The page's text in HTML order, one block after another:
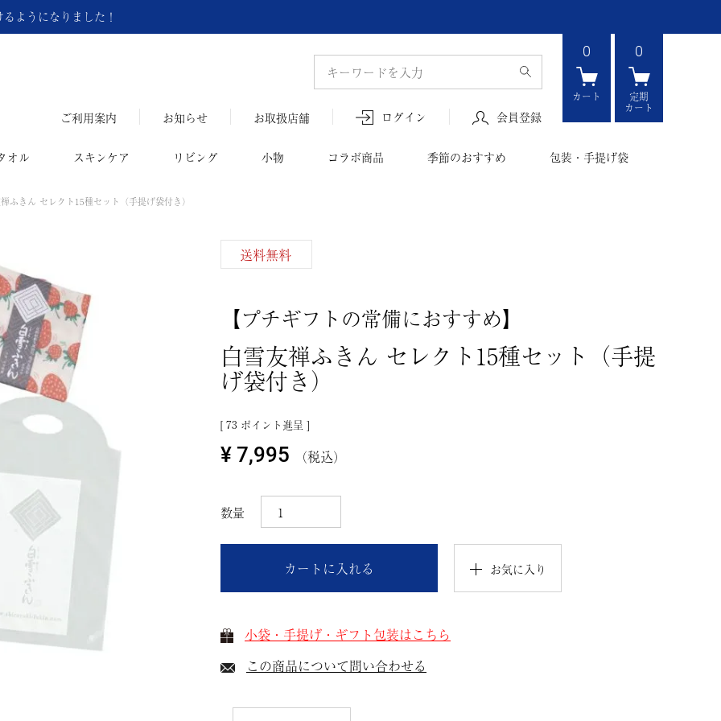
ようになりました！
ご利用案内 お知らせ お取扱店舗 ログイン 会員登録
0
カート
0
定期
カート
オル スキンケア リビング 小物 コラボ商品 季節のおすすめ 包装・手提げ袋
ふきん セレクト15種セット（手提げ袋付き）
送料無料
【プチギフトの常備におすすめ】
白雪友禅ふきん セレクト15種セット（手提
げ袋付き）
[ 73 ポイント進呈 ]
¥7,995 税込
お気に入り
カートに入れる
小袋・手提げ・ギフト包装はこちら
この商品について問い合わせる